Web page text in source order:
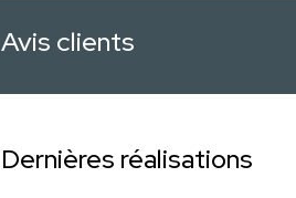
Avis clients
Dernières réalisations